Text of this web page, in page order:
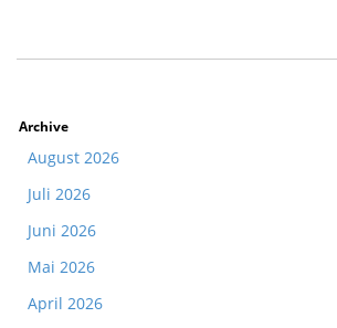
Archive
August 2026
Juli 2026
Juni 2026
Mai 2026
April 2026